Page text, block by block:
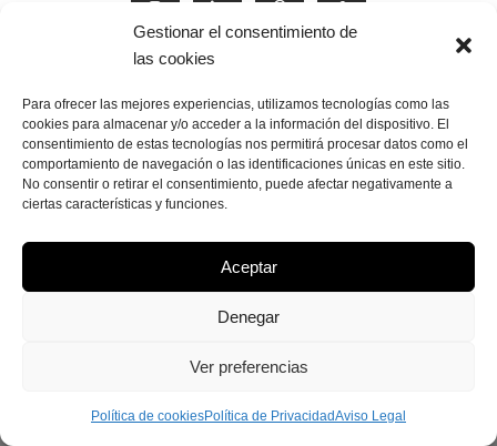
Gestionar el consentimiento de
las cookies
Para ofrecer las mejores experiencias, utilizamos tecnologías como las
cookies para almacenar y/o acceder a la información del dispositivo. El
consentimiento de estas tecnologías nos permitirá procesar datos como el
comportamiento de navegación o las identificaciones únicas en este sitio.
No consentir o retirar el consentimiento, puede afectar negativamente a
ciertas características y funciones.
Aceptar
Denegar
Ver preferencias
Política de cookiesPolítica de PrivacidadAviso Legal
Laila Victoria © copyright 2025